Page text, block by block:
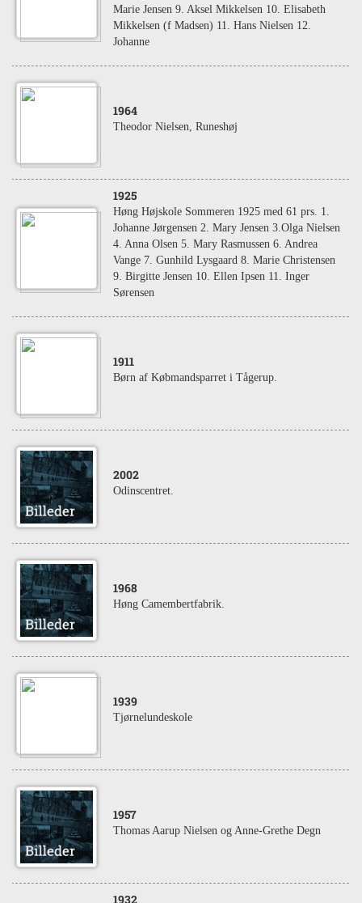
Marie Jensen 9. Aksel Mikkelsen 10. Elisabeth
Mikkelsen (f Madsen) 11. Hans Nielsen 12.
Johanne
1964
Theodor Nielsen, Runeshøj
1925
Høng Højskole Sommeren 1925 med 61 prs. 1.
Johanne Jørgensen 2. Mary Jensen 3.Olga Nielsen
4. Anna Olsen 5. Mary Rasmussen 6. Andrea
Vange 7. Gunhild Lysgaard 8. Marie Christensen
9. Birgitte Jensen 10. Ellen Ipsen 11. Inger
Sørensen
1911
Børn af Købmandsparret i Tågerup.
2002
Odinscentret.
1968
Høng Camembertfabrik.
1939
Tjørnelundeskole
1957
Thomas Aarup Nielsen og Anne-Grethe Degn
1932